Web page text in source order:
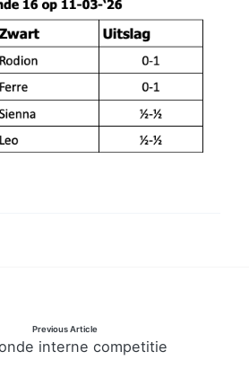
Previous Article
interne competitie